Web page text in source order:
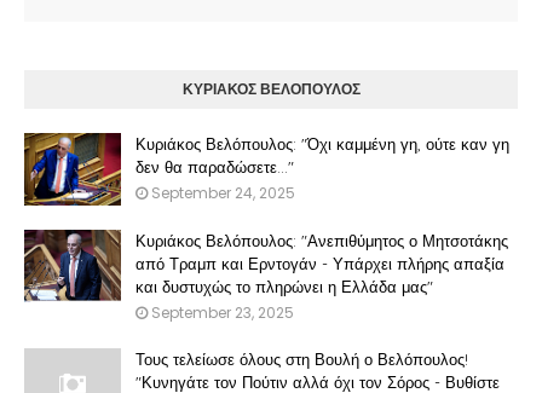
ΚΥΡΙΑΚΟΣ ΒΕΛΟΠΟΥΛΟΣ
Κυριάκος Βελόπουλος: "Όχι καμμένη γη, ούτε καν γη
δεν θα παραδώσετε..."
September 24, 2025
Κυριάκος Βελόπουλος: "Ανεπιθύμητος ο Μητσοτάκης
από Τραμπ και Ερντογάν - Υπάρχει πλήρης απαξία
και δυστυχώς το πληρώνει η Ελλάδα μας"
September 23, 2025
Τους τελείωσε όλους στη Βουλή ο Βελόπουλος!
"Κυνηγάτε τον Πούτιν αλλά όχι τον Σόρος - Βυθίστε